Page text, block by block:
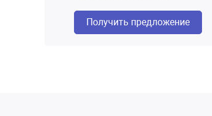
Получить предложение